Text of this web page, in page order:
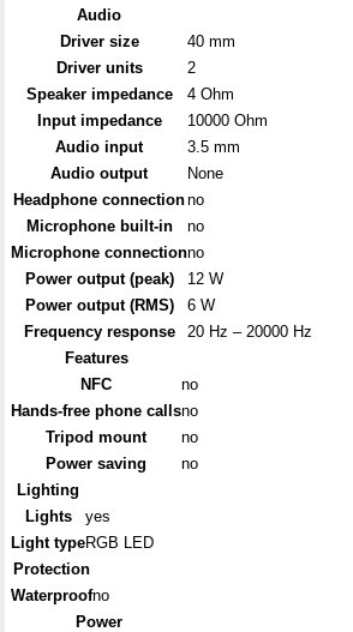
Audio
Driver size
40 mm
Driver units
2
Speaker impedance
4 Ohm
Input impedance
10000 Ohm
Audio input
3.5 mm
Audio output
None
Headphone connectionno
Microphone built-in
no
Microphone connectionno
Power output (peak)
12 W
Power output (RMS)
6 W
Frequency response
20 Hz – 20000 Hz
Features
NFC
no
Hands-free phone callsno
Tripod mount
no
Power saving
no
Lighting
Lights
yes
Light typeRGB LED
Protection
Waterproofno
Power